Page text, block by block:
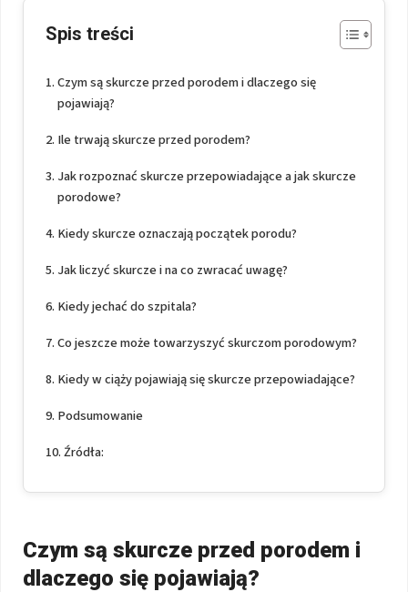
Spis treści
Czym są skurcze przed porodem i dlaczego się
pojawiają?
Ile trwają skurcze przed porodem?
Jak rozpoznać skurcze przepowiadające a jak skurcze
porodowe?
Kiedy skurcze oznaczają początek porodu?
Jak liczyć skurcze i na co zwracać uwagę?
Kiedy jechać do szpitala?
Co jeszcze może towarzyszyć skurczom porodowym?
Kiedy w ciąży pojawiają się skurcze przepowiadające?
Podsumowanie
Źródła:
Czym są skurcze przed porodem i
dlaczego się pojawiają?